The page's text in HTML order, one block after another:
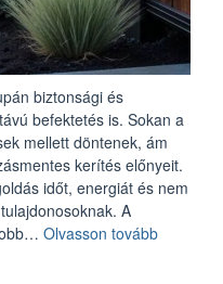
biztonsági és
befektetés is. Sokan a
mellett döntenek, ám
kerítés előnyeit.
időt, energiát és nem
A
Olvasson tovább